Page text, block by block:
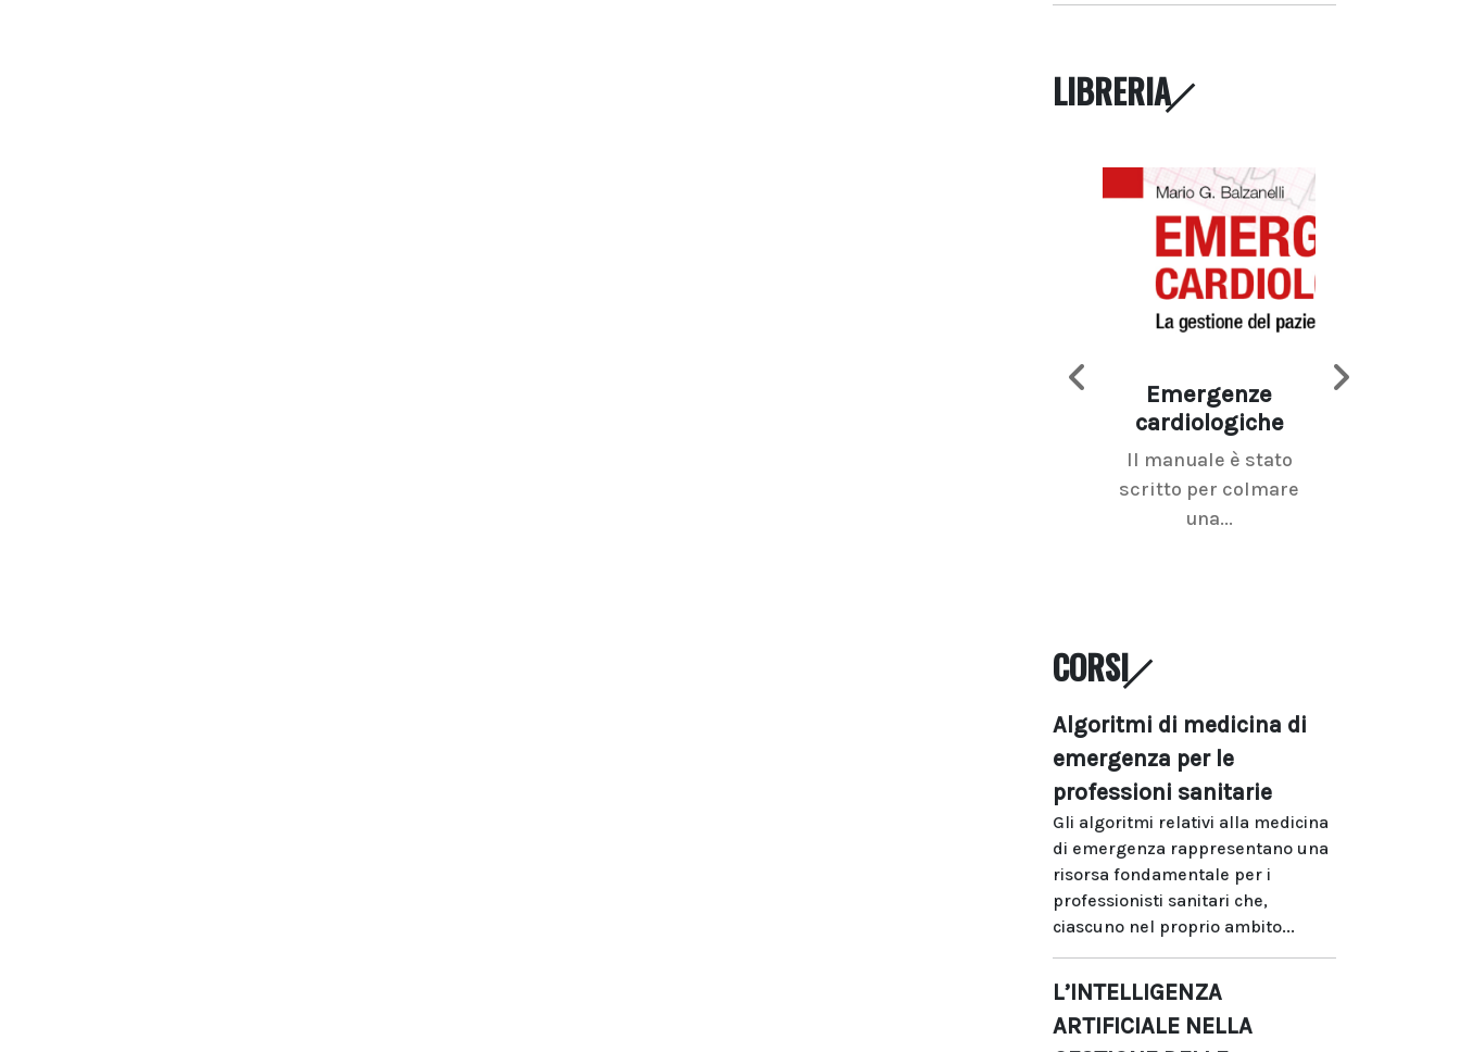
LIBRERIA
Emergenze
cardiologiche
Il manuale è stato
scritto per colmare
una...
CORSI
Algoritmi di medicina di
emergenza per le
professioni sanitarie
Gli algoritmi relativi alla medicina
di emergenza rappresentano una
risorsa fondamentale per i
professionisti sanitari che,
ciascuno nel proprio ambito...
L’INTELLIGENZA
ARTIFICIALE NELLA